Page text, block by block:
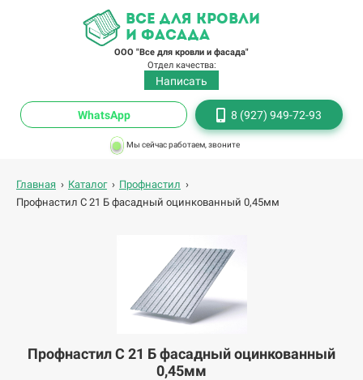
все для кровли
и фасада
ООО "Все для кровли и фасада"
Отдел качества:
Написать
WhatsApp 8 (927) 949-72-93
Мы сейчас работаем, звоните
Главная › Каталог › Профнастил ›
Профнастил С 21 Б фасадный оцинкованный 0,45мм
Профнастил С 21 Б фасадный оцинкованный
0,45мм